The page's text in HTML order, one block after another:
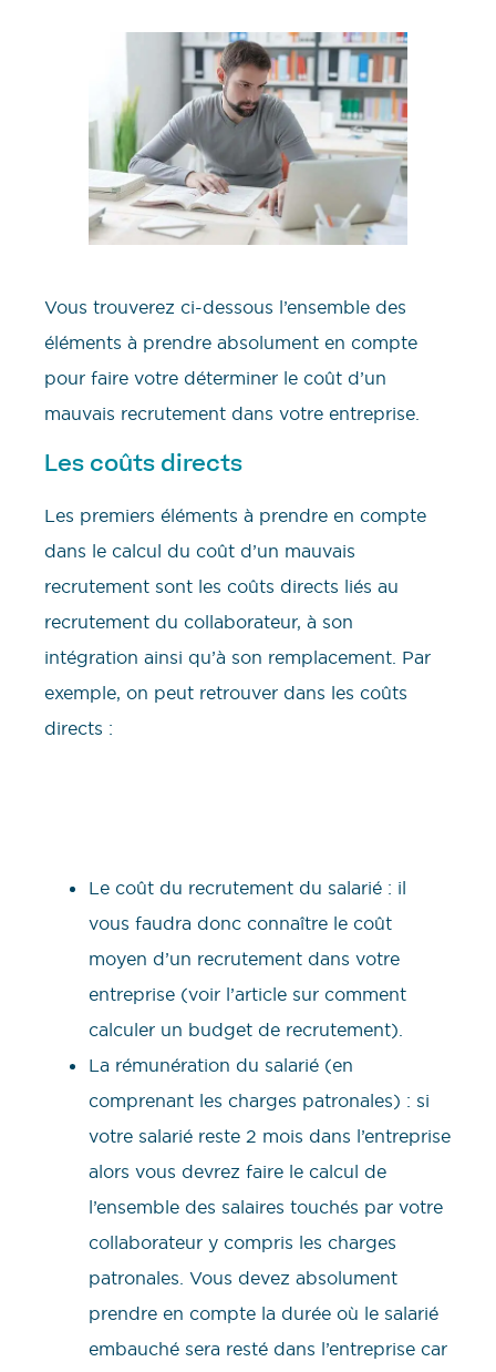
Vous trouverez ci-dessous l’ensemble des
éléments à prendre absolument en compte
pour faire votre déterminer le coût d’un
mauvais recrutement dans votre entreprise.
Les coûts directs
Les premiers éléments à prendre en compte
dans le calcul du coût d’un mauvais
recrutement sont les coûts directs liés au
recrutement du collaborateur, à son
intégration ainsi qu’à son remplacement. Par
exemple, on peut retrouver dans les coûts
directs :
Le coût du recrutement du salarié : il
vous faudra donc connaître le coût
moyen d’un recrutement dans votre
entreprise (voir l’article sur comment
calculer un budget de recrutement).
La rémunération du salarié (en
comprenant les charges patronales) : si
votre salarié reste 2 mois dans l’entreprise
alors vous devrez faire le calcul de
l’ensemble des salaires touchés par votre
collaborateur y compris les charges
patronales. Vous devez absolument
prendre en compte la durée où le salarié
embauché sera resté dans l’entreprise car